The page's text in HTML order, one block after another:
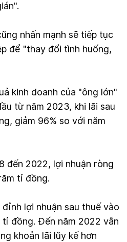
nhấn mạnh sẽ tiếp tục
để "thay đổi tình huống,
kinh doanh của "ông lớn"
từ năm 2023, khi lãi sau
giảm 96% so với năm
đến 2022, lợi nhuận ròng
tỉ đồng.
lợi nhuận sau thuế vào
đồng. Đến năm 2022 vẫn
khoản lãi lũy kế hơn